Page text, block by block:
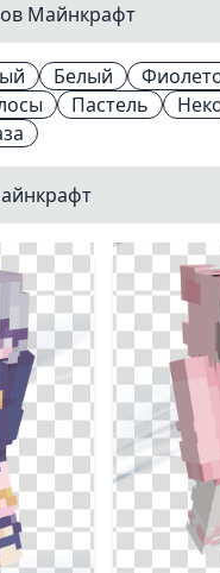
Майнкрафт
Белый
Пастель